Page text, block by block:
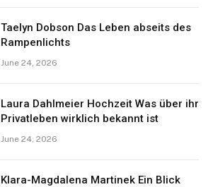
Taelyn Dobson Das Leben abseits des
Rampenlichts
June 24, 2026
Laura Dahlmeier Hochzeit Was über ihr
Privatleben wirklich bekannt ist
June 24, 2026
Klara-Magdalena Martinek Ein Blick